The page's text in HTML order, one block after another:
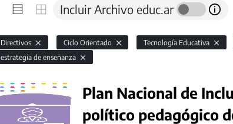
Incluir Archivo educ.ar
Directivos Ciclo Orientado Tecnología Educativa
estrategia de enseñanza
Plan Nacional de
político pedagógico